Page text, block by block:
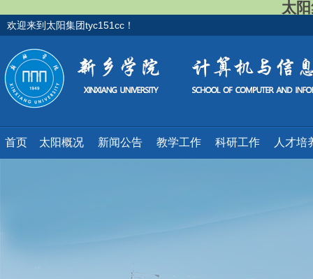
太
欢迎来到太阳集团tyc151cc！
首页 太阳概况 新闻公告 教学工作 科研工作 人才培